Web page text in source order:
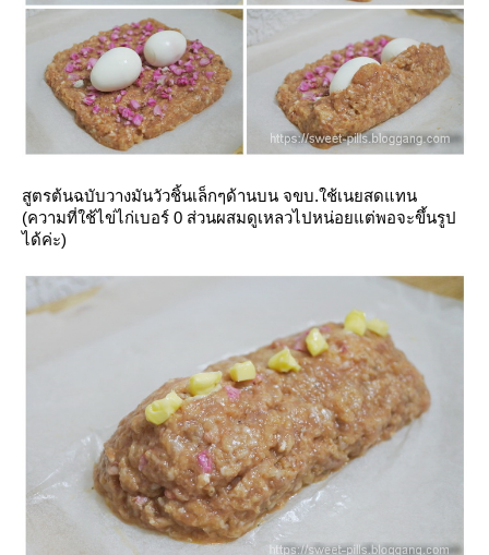
สูตรต้นฉบับวางมันวัวชิ้นเล็กๆด้านบน จขบ.ใช้เนยสดแทน
(ความที่ใช้ไข่ไก่เบอร์ 0 ส่วนผสมดูเหลวไปหน่อยแต่พอจะขึ้นรูป
ได้ค่ะ)